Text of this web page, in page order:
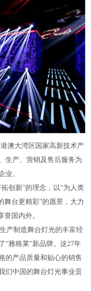
大湾区国家高新技术产
生产、营销及售后服务为
业。
创新”的理念，以“为人类
舞台更精彩”的愿景，大力
誉国内外。
制造舞台灯光的丰富经
“雅格莱”新品牌。这27年
的产品质量和贴心的销售
们中国的舞台灯光事业贡